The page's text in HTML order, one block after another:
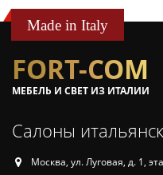
Made in Italy
FORT-COM
МЕБЕЛЬ И СВЕТ ИЗ ИТАЛИИ
Салоны
Москва, ул. Луговая, д. 1,